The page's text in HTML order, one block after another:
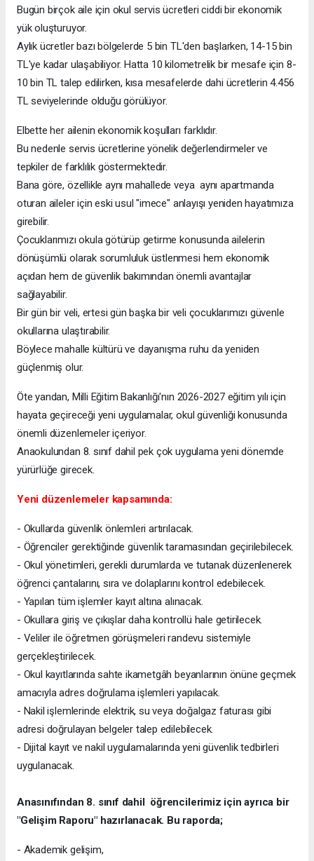
Bugün birçok aile için okul servis ücretleri ciddi bir ekonomik
yük oluşturuyor.
Aylık ücretler bazı bölgelerde 5 bin TL'den başlarken, 14-15 bin
TL'ye kadar ulaşabiliyor. Hatta 10 kilometrelik bir mesafe için 8-
10 bin TL talep edilirken, kısa mesafelerde dahi ücretlerin 4.456
TL seviyelerinde olduğu görülüyor.
Elbette her ailenin ekonomik koşulları farklıdır.
Bu nedenle servis ücretlerine yönelik değerlendirmeler ve
tepkiler de farklılık göstermektedir.
Bana göre, özellikle aynı mahallede veya aynı apartmanda
oturan aileler için eski usul "imece" anlayışı yeniden hayatımıza
girebilir.
Çocuklarımızı okula götürüp getirme konusunda ailelerin
dönüşümlü olarak sorumluluk üstlenmesi hem ekonomik
açıdan hem de güvenlik bakımından önemli avantajlar
sağlayabilir.
Bir gün bir veli, ertesi gün başka bir veli çocuklarımızı güvenle
okullarına ulaştırabilir.
Böylece mahalle kültürü ve dayanışma ruhu da yeniden
güçlenmiş olur.
Öte yandan, Milli Eğitim Bakanlığı'nın 2026-2027 eğitim yılı için
hayata geçireceği yeni uygulamalar, okul güvenliği konusunda
önemli düzenlemeler içeriyor.
Anaokulundan 8. sınıf dahil pek çok uygulama yeni dönemde
yürürlüğe girecek.
Yeni düzenlemeler kapsamında:
- Okullarda güvenlik önlemleri artırılacak.
- Öğrenciler gerektiğinde güvenlik taramasından geçirilebilecek.
- Okul yönetimleri, gerekli durumlarda ve tutanak düzenlenerek
öğrenci çantalarını, sıra ve dolaplarını kontrol edebilecek.
- Yapılan tüm işlemler kayıt altına alınacak.
- Okullara giriş ve çıkışlar daha kontrollü hale getirilecek.
- Veliler ile öğretmen görüşmeleri randevu sistemiyle
gerçekleştirilecek.
- Okul kayıtlarında sahte ikametgâh beyanlarının önüne geçmek
amacıyla adres doğrulama işlemleri yapılacak.
- Nakil işlemlerinde elektrik, su veya doğalgaz faturası gibi
adresi doğrulayan belgeler talep edilebilecek.
- Dijital kayıt ve nakil uygulamalarında yeni güvenlik tedbirleri
uygulanacak.
Anasınıfından 8. sınıf dahil öğrencilerimiz için ayrıca bir
"Gelişim Raporu" hazırlanacak. Bu raporda;
- Akademik gelişim,